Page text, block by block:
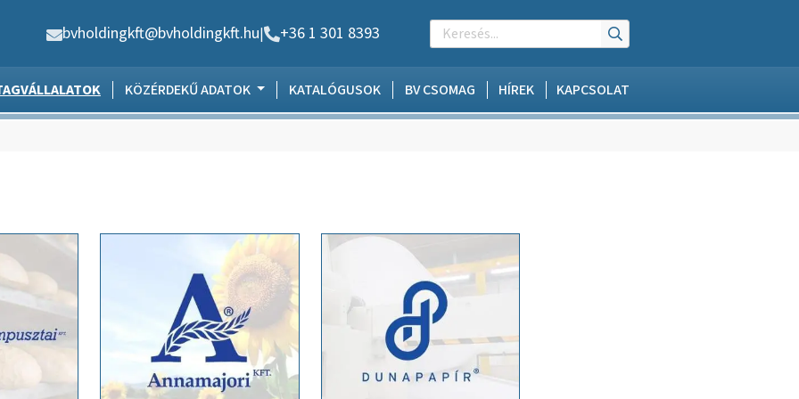
bvholdingkft@bvholdingkft.hu| +36 1 301 8393
KÖZÉRDEKŰ ADATOK KATALÓGUSOK BV CSOMAG HÍREK KAPCSOLAT